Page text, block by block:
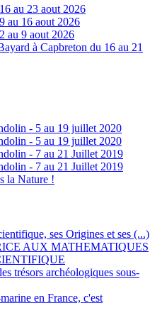
au 23 aout 2026
au 16 aout 2026
au 9 aout 2026
à Capbreton du 16 au 21
- 5 au 19 juillet 2020
- 5 au 19 juillet 2020
- 7 au 21 Juillet 2019
- 7 au 21 Juillet 2019
la Nature !
ses Origines et ses (...)
AUX MATHEMATIQUES
trésors archéologiques sous-
en France, c'est